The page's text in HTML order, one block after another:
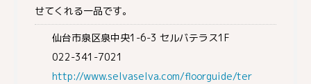
せてくれる一品です。
仙台市泉区泉中央1-6-3 セルバテラス1F
022-341-7021
http://www.selvaselva.com/floorguide/ter